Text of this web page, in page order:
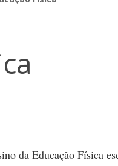
da Educação Física